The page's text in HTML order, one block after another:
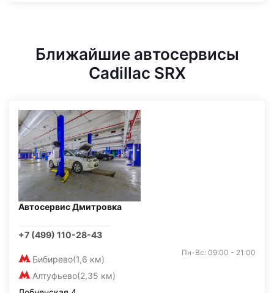
Ближайшие автосервисы
Cadillac SRX
Автосервис Дмитровка
+7 (499) 110-28-43
Бибирево(1,6 км)
Алтуфьево(2,35 км)
Пн-Вс: 09:00 - 21:00